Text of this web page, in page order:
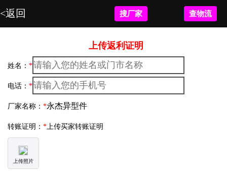
<返回 搜厂家 查物流
上传返利证明
姓名： *
电话： *
厂家名称： *
转账证明： *上传买家转账证明
上传照片